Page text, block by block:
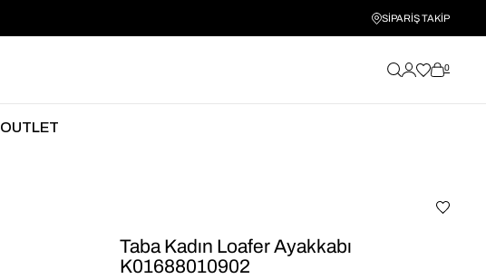
SİPARİŞ TAKİP
0
OUTLET
Taba Kadın Loafer Ayakkabı
K01688010902